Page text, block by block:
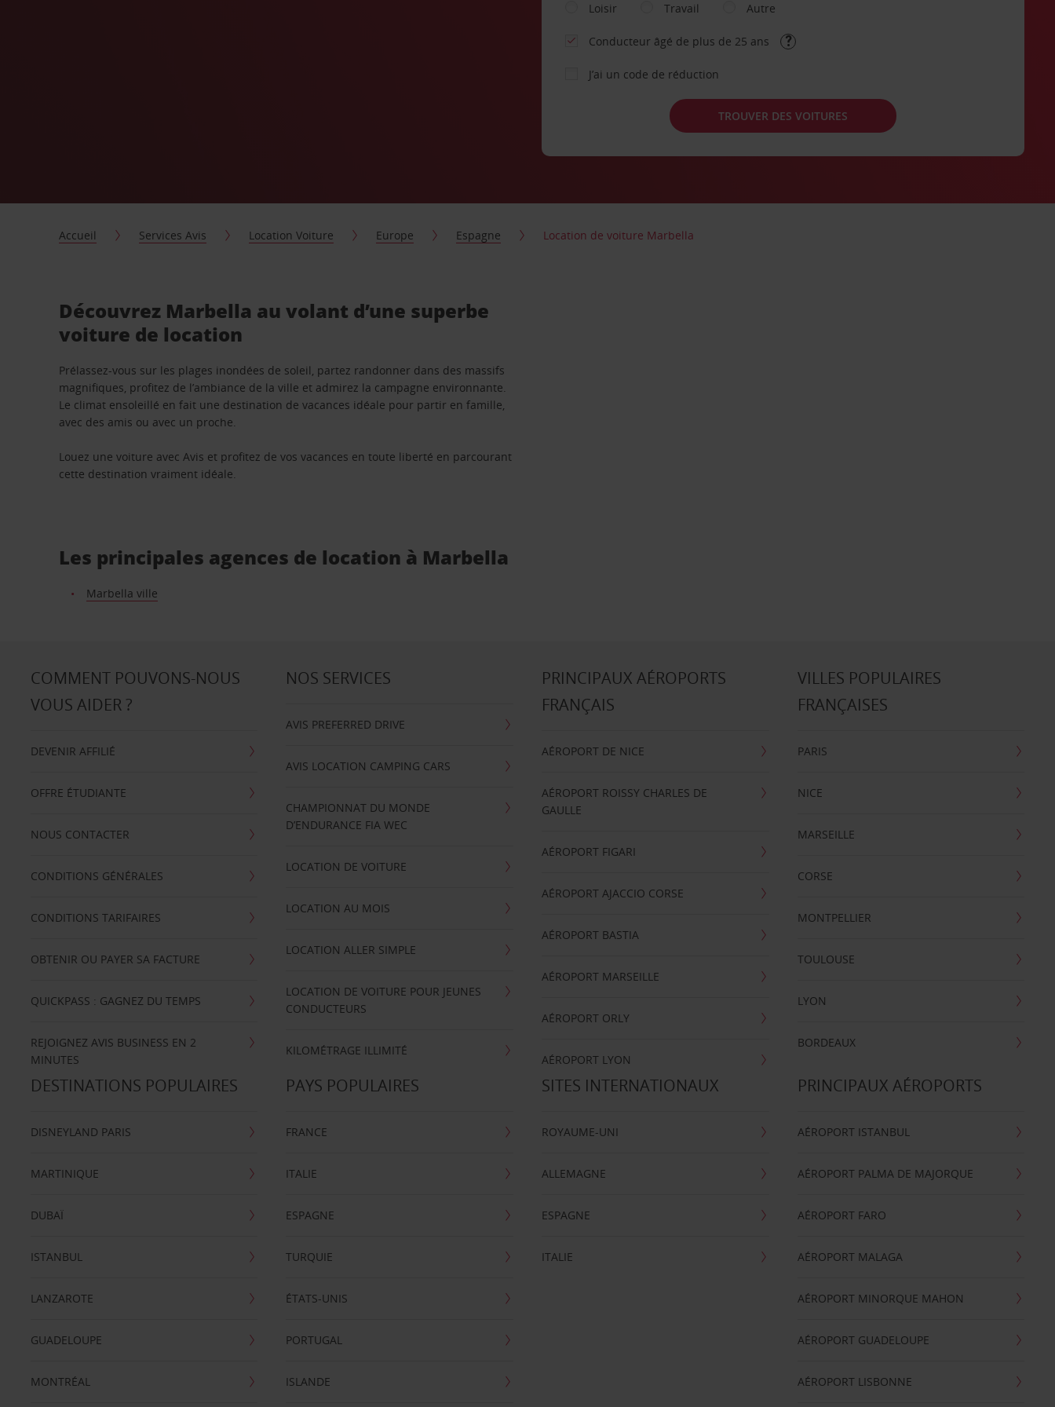
Loisir
Travail Autre
Conducteur âgé de plus de 25 ans
J’ai un code de réduction
TROUVER DES VOITURES
Accueil Services Avis Location Voiture Europe Espagne Location de voiture Marbella
Découvrez Marbella au volant d’une superbe
voiture de location
Prélassez-vous sur les plages inondées de soleil, partez randonner dans des massifs
magnifiques, profitez de l’ambiance de la ville et admirez la campagne environnante.
Le climat ensoleillé en fait une destination de vacances idéale pour partir en famille,
avec des amis ou avec un proche.
Louez une voiture avec Avis et profitez de vos vacances en toute liberté en parcourant
cette destination vraiment idéale.
Les principales agences de location à Marbella
Marbella ville
COMMENT POUVONS-NOUS
VOUS AIDER ?
DEVENIR AFFILIÉ
OFFRE ÉTUDIANTE
NOUS CONTACTER
CONDITIONS GÉNÉRALES
CONDITIONS TARIFAIRES
OBTENIR OU PAYER SA FACTURE
QUICKPASS : GAGNEZ DU TEMPS
REJOIGNEZ AVIS BUSINESS EN 2
MINUTES
NOS SERVICES
AVIS PREFERRED DRIVE
AVIS LOCATION CAMPING CARS
CHAMPIONNAT DU MONDE
D’ENDURANCE FIA WEC
LOCATION DE VOITURE
LOCATION AU MOIS
LOCATION ALLER SIMPLE
LOCATION DE VOITURE POUR JEUNES
CONDUCTEURS
KILOMÉTRAGE ILLIMITÉ
PRINCIPAUX AÉROPORTS
FRANÇAIS
AÉROPORT DE NICE
AÉROPORT ROISSY CHARLES DE
GAULLE
AÉROPORT FIGARI
AÉROPORT AJACCIO CORSE
AÉROPORT BASTIA
AÉROPORT MARSEILLE
AÉROPORT ORLY
AÉROPORT LYON
VILLES POPULAIRES
FRANÇAISES
PARIS
NICE
MARSEILLE
CORSE
MONTPELLIER
TOULOUSE
LYON
BORDEAUX
DESTINATIONS POPULAIRES
DISNEYLAND PARIS
MARTINIQUE
DUBAÏ
ISTANBUL
LANZAROTE
GUADELOUPE
MONTRÉAL
PAYS POPULAIRES
FRANCE
ITALIE
ESPAGNE
TURQUIE
ÉTATS-UNIS
PORTUGAL
ISLANDE
SITES INTERNATIONAUX
ROYAUME-UNI
ALLEMAGNE
ESPAGNE
ITALIE
PRINCIPAUX AÉROPORTS
AÉROPORT ISTANBUL
AÉROPORT PALMA DE MAJORQUE
AÉROPORT FARO
AÉROPORT MALAGA
AÉROPORT MINORQUE MAHON
AÉROPORT GUADELOUPE
AÉROPORT LISBONNE